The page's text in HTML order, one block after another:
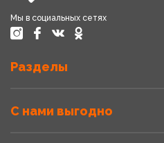
Мы в социальных сетях
Разделы
С нами выгодно